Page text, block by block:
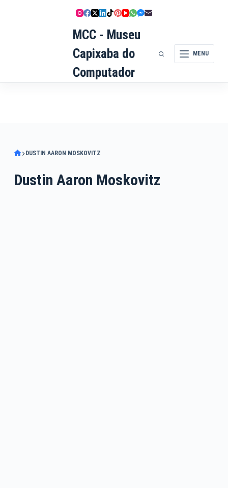
MCC - Museu
Capixaba do
Computador
MENU
DUSTIN AARON MOSKOVITZ
Dustin Aaron Moskovitz